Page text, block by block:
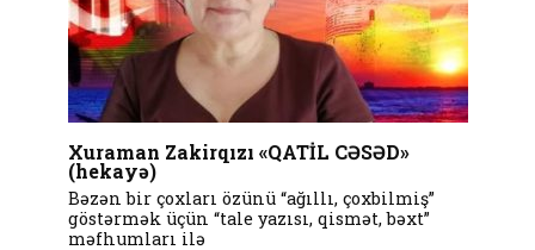
Xuraman Zakirqızı «QATİL CƏSƏD»
(hekayə)
Bəzən bir çoxları özünü “ağıllı, çoxbilmiş”
göstərmək üçün “tale yazısı, qismət, bəxt”
məfhumları ilə